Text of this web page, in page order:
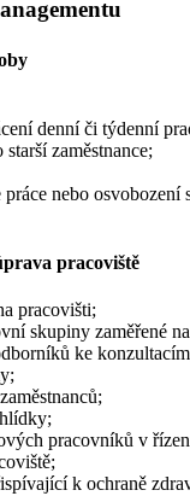
denní či týdenní
zaměstnance;
nebo osvobození
pracoviště
pracovišti;
skupiny zaměřené
ke
pracovníků v
k ochraně